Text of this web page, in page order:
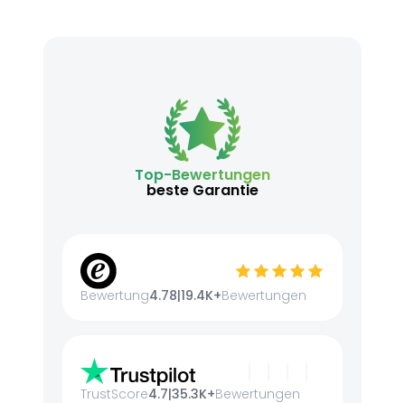
Top-Bewertungen
beste Garantie
Bewertung4.78|19.4K+Bewertungen
TrustScore4.7|35.3K+Bewertungen